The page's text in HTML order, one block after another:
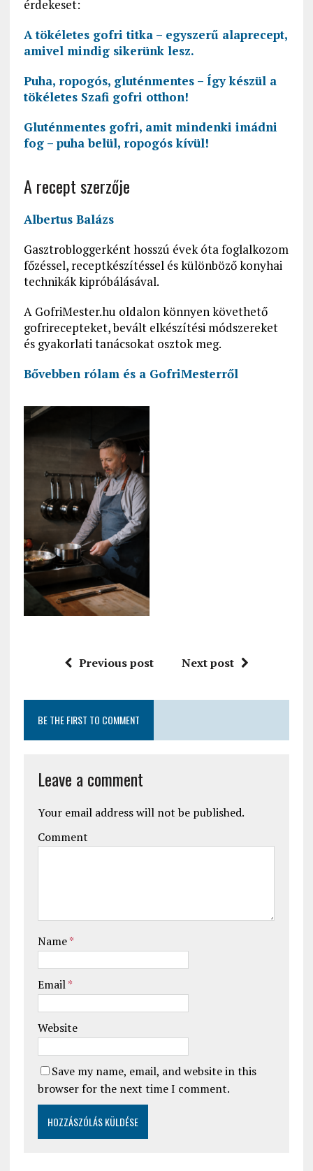
érdekeset:
A tökéletes gofri titka – egyszerű alaprecept,
amivel mindig sikerünk lesz.
Puha, ropogós, gluténmentes – Így készül a
tökéletes Szafi gofri otthon!
Gluténmentes gofri, amit mindenki imádni
fog – puha belül, ropogós kívül!
A recept szerzője
Albertus Balázs
Gasztrobloggerként hosszú évek óta foglalkozom
főzéssel, receptkészítéssel és különböző konyhai
technikák kipróbálásával.
A GofriMester.hu oldalon könnyen követhető
gofrirecepteket, bevált elkészítési módszereket
és gyakorlati tanácsokat osztok meg.
Bővebben rólam és a GofriMesterről
Previous post Next post
BE THE FIRST TO COMMENT
Leave a comment
Your email address will not be published.
Comment
Name*
Email*
Website
Save my name, email, and website in this
browser for the next time I comment.